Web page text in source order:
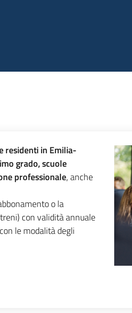
residenti in Emilia-
grado, scuole
professionale, anche
o la
con validità annuale
le modalità degli